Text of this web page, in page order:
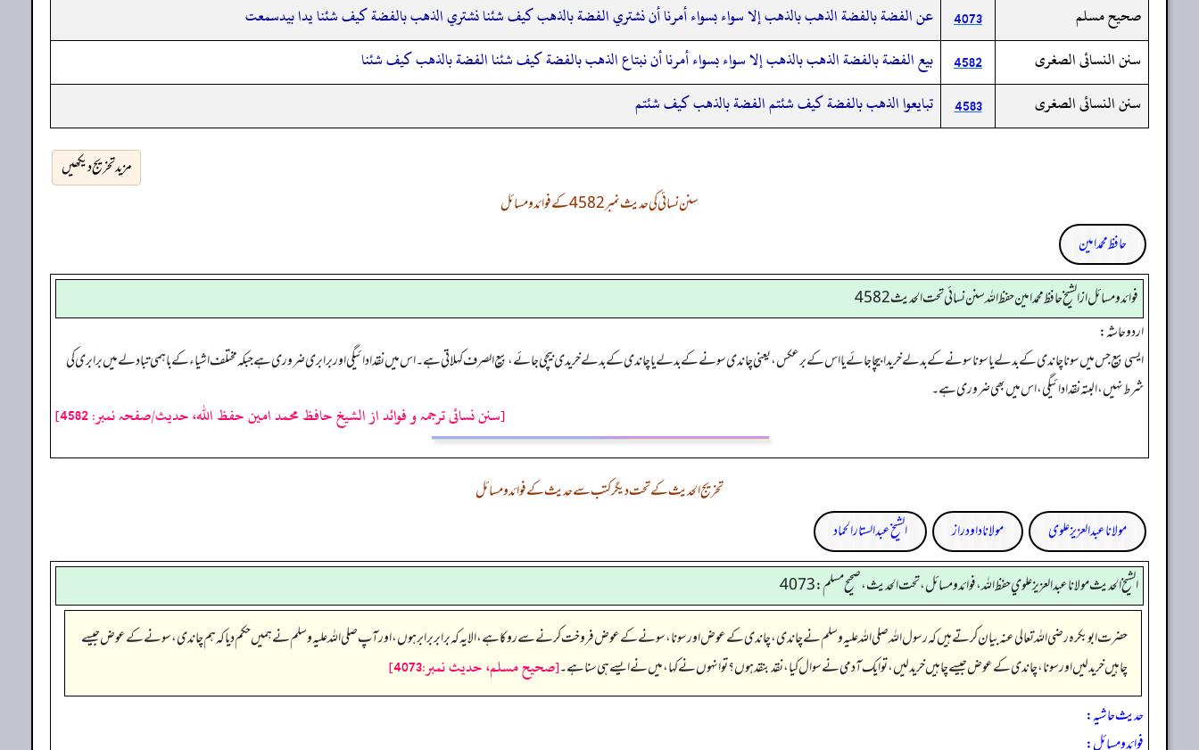
صحيح مسلم
4073
عن الفضة بالفضة الذهب بالذهب إلا سواء بسواء أمرنا أن نشتري الفضة بالذهب كيف شئنا نشتري الذهب بالفضة كيف شئنا يدا بيدسمعت
سنن النسائى الصغرى
4582
بيع الفضة بالفضة الذهب بالذهب إلا سواء بسواء أمرنا أن نبتاع الذهب بالفضة كيف شئنا الفضة بالذهب كيف شئنا
سنن النسائى الصغرى
4583 تبايعوا الذهب بالفضة كيف شئتم الفضة بالذهب كيف شئتم
مزید تخریج دیکھیں
سنن نسائی کی حدیث نمبر 4582 کے فوائد و مسائل
حافظ محمد امین
فوائد ومسائل از الشيخ حافظ محمد امين حفظ الله سنن نسائي تحت الحديث4582
اردو حاشہ:
ایسی بیع جس میں سونا چاندی کے بدلے یا سونا سونے کے بدلے خریدا بیچا جائے یا اس کے برعکس، یعنی چاندی سونے کے بدلے یا چاندی کے بدلے خریدی بیچی جائے، بیع الصرف کہلاتی ہے۔ اس میں نقد ادائیگی اور برابری ضروری ہے جبکہ مختلف اشیاء کے باہمی تبادلے میں برابری کی
شرط نہیں، البتہ نقد ادائیگی، اس میں بھی ضروری ہے۔
[سنن نسائی ترجمہ و فوائد از الشیخ حافظ محمد امین حفظ اللہ، حدیث/صفحہ نمبر: 4582]
تخریج الحدیث کے تحت دیگر کتب سے حدیث کے فوائد و مسائل
مولانا عبد العزیز علوی
مولانا داود راز الشیخ عبدالستار الحماد
الشيخ الحديث مولانا عبدالعزيز علوي حفظ الله، فوائد و مسائل، تحت الحديث ، صحيح مسلم: 4073
حضرت ابوبکرہ رضی اللہ تعالی عنہ بیان کرتے ہیں کہ رسول اللہ صلی اللہ علیہ وسلم نے چاندی، چاندی کے عوض اور سونا، سونے کے عوض فروخت کرنے سے روکا ہے، الا یہ کہ برابر برابر ہوں، اور آپ صلی اللہ علیہ وسلم نے ہمیں حکم دیا کہ ہم چاندی، سونے کے عوض جیسے
چاہیں خرید لیں اور سونا، چاندی کے عوض جیسے چاہیں خرید لیں، تو ایک آدمی نے سوال کیا، نقد بنقد ہوں؟ تو انہوں نے کہا، میں نے ایسے ہی سنا ہے۔[صحيح مسلم، حديث نمبر:4073]
حدیث حاشیہ:
فوائد ومسائل: